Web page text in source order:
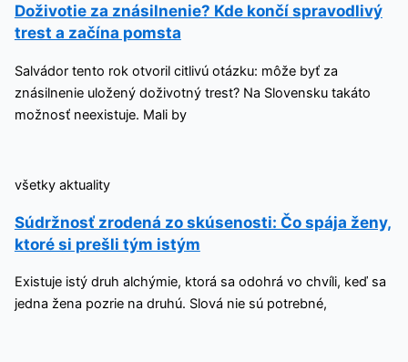
Doživotie za znásilnenie? Kde končí spravodlivý
trest a začína pomsta
Salvádor tento rok otvoril citlivú otázku: môže byť za
znásilnenie uložený doživotný trest? Na Slovensku takáto
možnosť neexistuje. Mali by
všetky aktuality
Súdržnosť zrodená zo skúsenosti: Čo spája ženy,
ktoré si prešli tým istým
Existuje istý druh alchýmie, ktorá sa odohrá vo chvíli, keď sa
jedna žena pozrie na druhú. Slová nie sú potrebné,